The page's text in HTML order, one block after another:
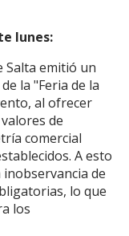
lunes:
Salta emitió un
la "Feria de la
al ofrecer
de
comercial
A esto
de
lo que
los